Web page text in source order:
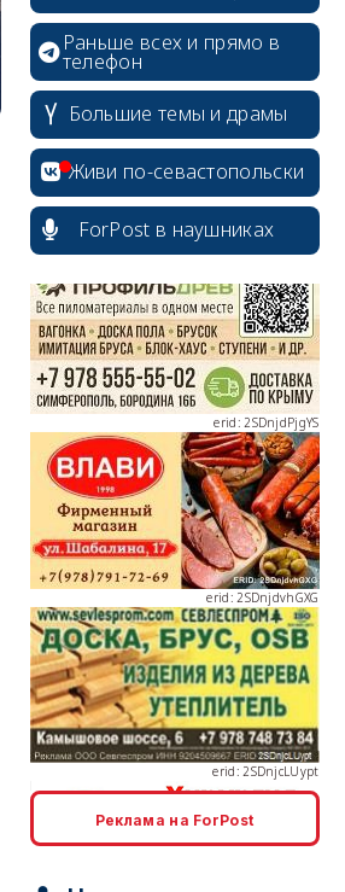
Раньше всех и прямо в
телефон
Большие темы и драмы
Живи по-севастопольски
ForPost в наушниках
erid: 2SDnjcrDNw6
erid: 2SDnjdPjgYS
erid: 2SDnjdvhGXG
erid: 2SDnjcLUypt
erid: 2SDnjcrDNw6
Реклама на ForPost